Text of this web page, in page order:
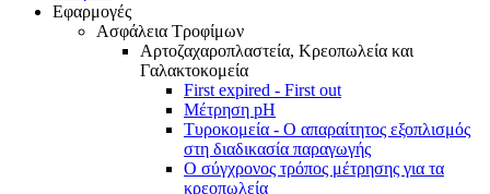
Εφαρμογές
Ασφάλεια Τροφίμων
Αρτοζαχαροπλαστεία, Κρεοπωλεία και
Γαλακτοκομεία
First expired - First out
Μέτρηση pH
Τυροκομεία - Ο απαραίτητος εξοπλισμός
στη διαδικασία παραγωγής
Ο σύγχρονος τρόπος μέτρησης για τα
κρεοπωλεία